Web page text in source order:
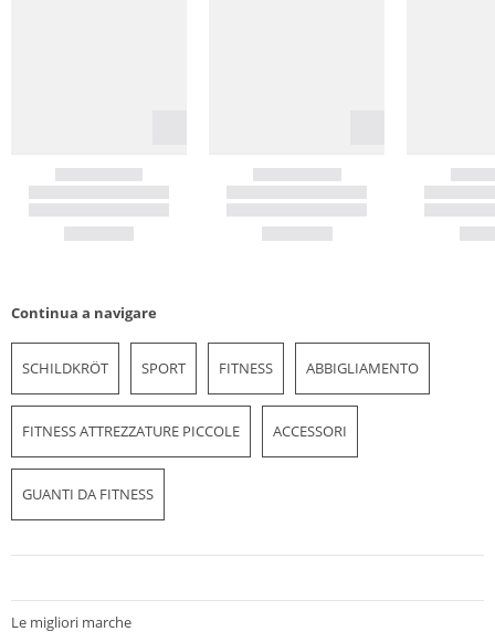
Continua a navigare
SCHILDKRÖT SPORT FITNESS ABBIGLIAMENTO
FITNESS ATTREZZATURE PICCOLE ACCESSORI
GUANTI DA FITNESS
Le migliori marche